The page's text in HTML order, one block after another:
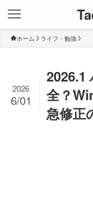
ホーム ライフ・勉強
2026.1
全？
急修正
2026
6/01